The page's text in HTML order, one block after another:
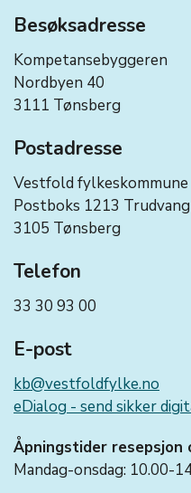
Besøksadresse
Kompetansebyggeren
Nordbyen 40
3111 Tønsberg
Postadresse
Vestfold fylkeskommune
Postboks 1213 Trudvang
3105 Tønsberg
Telefon
33 30 93 00
E-post
kb@vestfoldfylke.no
eDialog - send sikker
Åpningstider resepsjon
Mandag-onsdag: 10.00-